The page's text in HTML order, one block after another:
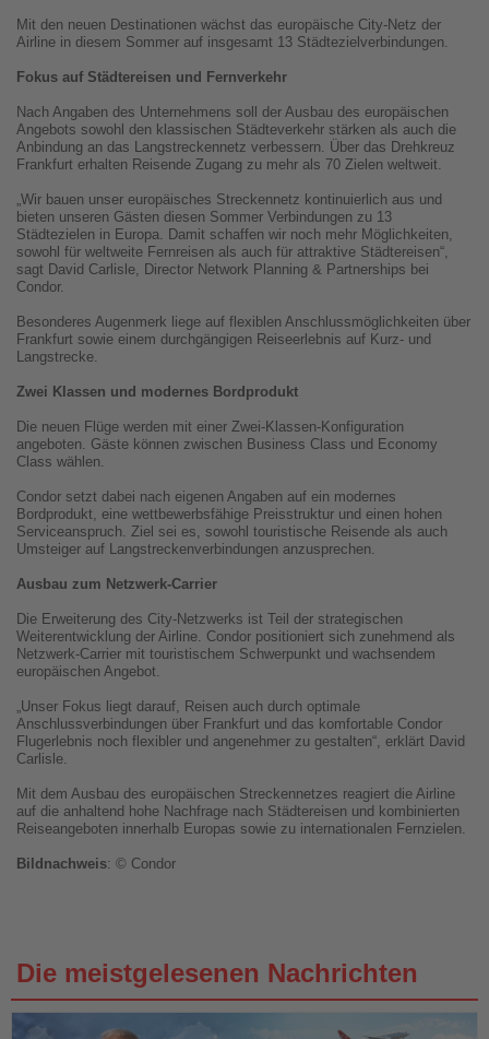
Mit den neuen Destinationen wächst das europäische City-Netz der
Airline in diesem Sommer auf insgesamt 13 Städtezielverbindungen.
Fokus auf Städtereisen und Fernverkehr
Nach Angaben des Unternehmens soll der Ausbau des europäischen
Angebots sowohl den klassischen Städteverkehr stärken als auch die
Anbindung an das Langstreckennetz verbessern. Über das Drehkreuz
Frankfurt erhalten Reisende Zugang zu mehr als 70 Zielen weltweit.
„Wir bauen unser europäisches Streckennetz kontinuierlich aus und
bieten unseren Gästen diesen Sommer Verbindungen zu 13
Städtezielen in Europa. Damit schaffen wir noch mehr Möglichkeiten,
sowohl für weltweite Fernreisen als auch für attraktive Städtereisen“,
sagt David Carlisle, Director Network Planning & Partnerships bei
Condor.
Besonderes Augenmerk liege auf flexiblen Anschlussmöglichkeiten über
Frankfurt sowie einem durchgängigen Reiseerlebnis auf Kurz- und
Langstrecke.
Zwei Klassen und modernes Bordprodukt
Die neuen Flüge werden mit einer Zwei-Klassen-Konfiguration
angeboten. Gäste können zwischen Business Class und Economy
Class wählen.
Condor setzt dabei nach eigenen Angaben auf ein modernes
Bordprodukt, eine wettbewerbsfähige Preisstruktur und einen hohen
Serviceanspruch. Ziel sei es, sowohl touristische Reisende als auch
Umsteiger auf Langstreckenverbindungen anzusprechen.
Ausbau zum Netzwerk-Carrier
Die Erweiterung des City-Netzwerks ist Teil der strategischen
Weiterentwicklung der Airline. Condor positioniert sich zunehmend als
Netzwerk-Carrier mit touristischem Schwerpunkt und wachsendem
europäischen Angebot.
„Unser Fokus liegt darauf, Reisen auch durch optimale
Anschlussverbindungen über Frankfurt und das komfortable Condor
Flugerlebnis noch flexibler und angenehmer zu gestalten“, erklärt David
Carlisle.
Mit dem Ausbau des europäischen Streckennetzes reagiert die Airline
auf die anhaltend hohe Nachfrage nach Städtereisen und kombinierten
Reiseangeboten innerhalb Europas sowie zu internationalen Fernzielen.
Bildnachweis: © Condor
Die meistgelesenen Nachrichten